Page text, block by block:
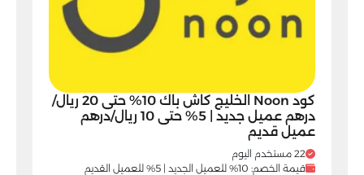
كود Noon الخليج كاش باك 10% حتى 20 ريال/
درهم عميل جديد | 5% حتى 10 ريال/درهم
عميل قديم
22 مستخدم اليوم
قيمة الخصم: 10% للعميل الجديد | 5% للعميل القديم